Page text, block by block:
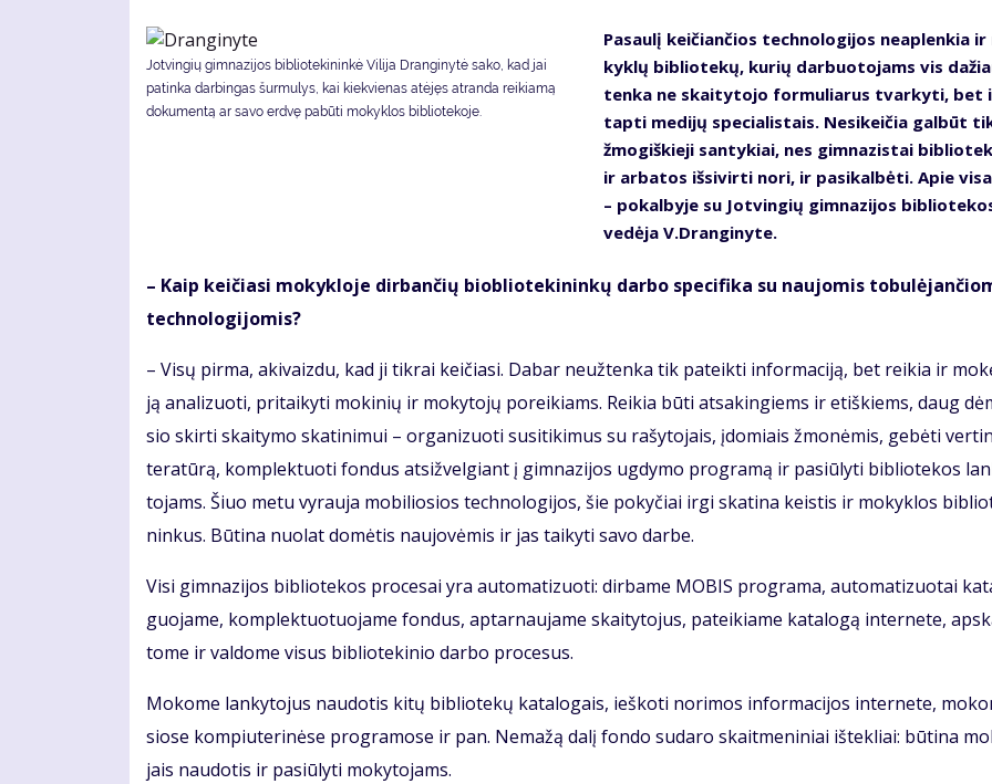
Jotvingių gimnazijos bibliotekininkė Vilija Dranginytė sako, kad jai
patinka darbingas šurmulys, kai kiekvienas atėjęs atranda reikiamą
dokumentą ar savo erdvę pabūti mokyklos bibliotekoje.
Pa­sau­lį kei­čian­čios tech­no­lo­gi­jos ne­ap­len­kia
kyk­lų bib­lio­te­kų, ku­rių dar­buo­to­jams vis
ten­ka ne skai­ty­to­jo for­mu­lia­rus tvar­ky­ti, bet
tap­ti me­di­jų spe­cia­lis­tais. Ne­si­kei­čia gal­būt
žmo­giš­kie­ji san­ty­kiai, nes gim­na­zis­tai
ir ar­ba­tos iš­si­vir­ti no­ri, ir pa­si­kal­bė­ti. Apie
– po­kal­by­je su Jot­vin­gių gim­na­zi­jos
vedėja V.Dran­gi­ny­te.
– Kaip kei­čia­si mo­kyk­lo­je dir­ban­čių biob­lio­te­ki­nin­kų dar­bo spe­ci­fi­ka su nau­jo­mis
tech­no­lo­gi­jo­mis?
– Vi­sų pir­ma, aki­vaiz­du, kad ji tik­rai kei­čia­si. Da­bar ne­už­ten­ka tik pa­teik­ti in­for­ma­ci­ją, bet rei­kia ir
ją ana­li­zuo­ti, pri­tai­ky­ti mo­ki­nių ir mo­ky­to­jų po­rei­kiams. Rei­kia bū­ti at­sa­kin­giems ir etiš­kiems, daug
sio skir­ti skai­ty­mo ska­ti­ni­mui – or­ga­ni­zuo­ti su­si­ti­ki­mus su ra­šy­to­jais, įdo­miais žmo­nė­mis, ge­bė­ti
te­ra­tū­rą, kom­plek­tuo­ti fon­dus at­si­žvel­giant į gim­na­zi­jos ug­dy­mo pro­gra­mą ir pa­siū­ly­ti bib­lio­te­kos
to­jams. Šiuo me­tu vy­rau­ja mo­bi­lio­sios tech­no­lo­gi­jos, šie po­ky­čiai ir­gi ska­ti­na keis­tis ir mo­kyk­los
nin­kus. Bū­ti­na nuo­lat do­mė­tis nau­jo­vė­mis ir jas tai­ky­ti sa­vo dar­be.
Vi­si gim­na­zi­jos bib­lio­te­kos pro­ce­sai yra au­to­ma­ti­zuo­ti: dir­ba­me MO­BIS pro­gra­ma, au­to­ma­ti­zuo­tai
guo­ja­me, kom­plek­tuo­tuo­ja­me fon­dus, ap­tar­nau­ja­me skai­ty­to­jus, pa­tei­kia­me ka­ta­lo­gą in­ter­ne­te,
to­me ir val­do­me vi­sus bib­lio­te­ki­nio dar­bo pro­ce­sus.
Mo­ko­me lan­ky­to­jus nau­do­tis ki­tų bib­lio­te­kų ka­ta­lo­gais, ieš­ko­ti no­ri­mos in­for­ma­ci­jos in­ter­ne­te,
sio­se kom­piu­te­ri­nė­se pro­gra­mo­se ir pan. Ne­ma­žą da­lį fon­do su­da­ro skait­me­ni­niai iš­tek­liai: bū­ti­na
jais nau­do­tis ir pa­siū­ly­ti mo­ky­to­jams.